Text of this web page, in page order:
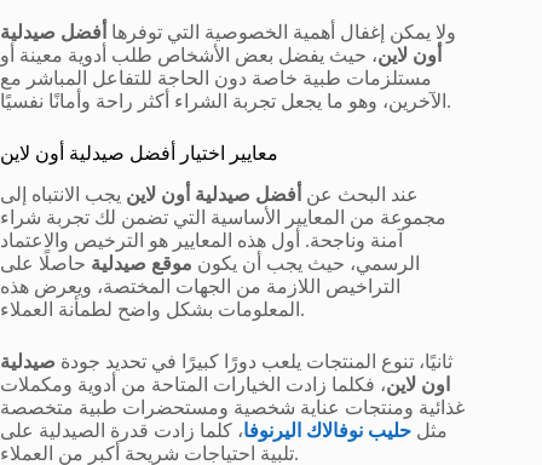
ولا يمكن إغفال أهمية الخصوصية التي توفرها أفضل صيدلية
أون لاين، حيث يفضل بعض الأشخاص طلب أدوية معينة أو
مستلزمات طبية خاصة دون الحاجة للتفاعل المباشر مع
الآخرين، وهو ما يجعل تجربة الشراء أكثر راحة وأمانًا نفسيًا.
معايير اختيار أفضل صيدلية أون لاين
عند البحث عن أفضل صيدلية أون لاين يجب الانتباه إلى
مجموعة من المعايير الأساسية التي تضمن لك تجربة شراء
آمنة وناجحة. أول هذه المعايير هو الترخيص والاعتماد
الرسمي، حيث يجب أن يكون موقع صيدلية حاصلًا على
التراخيص اللازمة من الجهات المختصة، ويعرض هذه
المعلومات بشكل واضح لطمأنة العملاء.
ثانيًا، تنوع المنتجات يلعب دورًا كبيرًا في تحديد جودة صيدلية
اون لاين، فكلما زادت الخيارات المتاحة من أدوية ومكملات
غذائية ومنتجات عناية شخصية ومستحضرات طبية متخصصة
مثل حليب نوفالاك اليرنوفا، كلما زادت قدرة الصيدلية على
تلبية احتياجات شريحة أكبر من العملاء.